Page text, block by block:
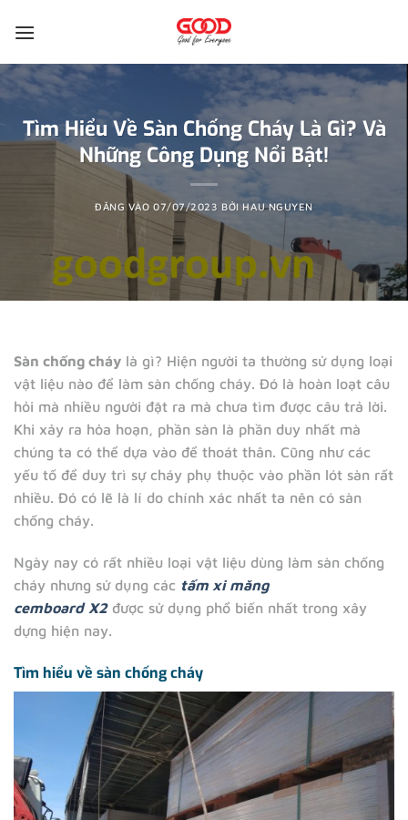
qua
dung
Tìm Hiểu Về Sàn Chống Cháy Là Gì? Và
Những Công Dụng Nổi Bật!
ĐĂNG VÀO 07/07/2023 BỞIHAU NGUYEN
Sàn chống cháy là gì? Hiện người ta thường sử dụng loại
vật liệu nào để làm sàn chống cháy. Đó là hoàn loạt câu
hỏi mà nhiều người đặt ra mà chưa tìm được câu trả lời.
Khi xảy ra hỏa hoạn, phần sàn là phần duy nhất mà
chúng ta có thể dựa vào để thoát thân. Cũng như các
yếu tố để duy trì sự cháy phụ thuộc vào phần lót sàn rất
nhiều. Đó có lẽ là lí do chính xác nhất ta nên có sàn
chống cháy.
Ngày nay có rất nhiều loại vật liệu dùng làm sàn chống
cháy nhưng sử dụng các tấm xi măng
cemboard X2được sử dụng phổ biến nhất trong xây
dựng hiện nay.
Tìm hiểu về sàn chống cháy